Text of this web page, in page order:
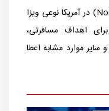
ویزای غیر مهاجرتی (Nonimmigrant visa) در آمریکا نوعی ویزا
اهداف مسافرتی،
موارد مشابه اعطا